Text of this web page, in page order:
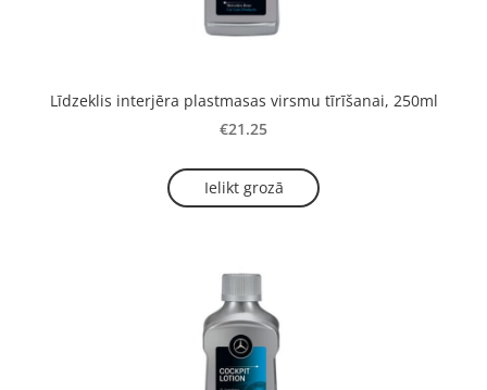
Līdzeklis interjēra plastmasas virsmu tīrīšanai, 250ml
€21.25
Ielikt grozā